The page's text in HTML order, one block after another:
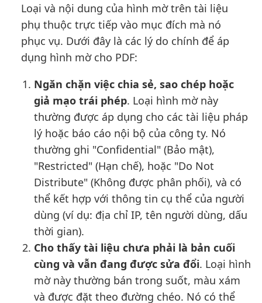
Loại và nội dung của hình mờ trên tài liệu
phụ thuộc trực tiếp vào mục đích mà nó
phục vụ. Dưới đây là các lý do chính để áp
dụng hình mờ cho PDF:
Ngăn chặn việc chia sẻ, sao chép hoặc
giả mạo trái phép. Loại hình mờ này
thường được áp dụng cho các tài liệu pháp
lý hoặc báo cáo nội bộ của công ty. Nó
thường ghi "Confidential" (Bảo mật),
"Restricted" (Hạn chế), hoặc "Do Not
Distribute" (Không được phân phối), và có
thể kết hợp với thông tin cụ thể của người
dùng (ví dụ: địa chỉ IP, tên người dùng, dấu
thời gian).
Cho thấy tài liệu chưa phải là bản cuối
cùng và vẫn đang được sửa đổi. Loại hình
mờ này thường bán trong suốt, màu xám
và được đặt theo đường chéo. Nó có thể